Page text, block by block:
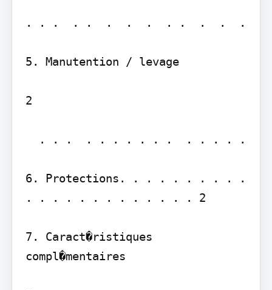
. . .  . .  .  .  .  . .  .  .  .
5. Manutention / levage
2
6. Protections. . . . . . . . . .
. . . . . . . . . . . . . 2
7. Caract�ristiques
compl�mentaires